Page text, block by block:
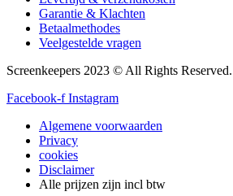
Garantie & Klachten
Betaalmethodes
Veelgestelde vragen
Screenkeepers 2023 © All Rights Reserved.
Facebook-f Instagram
Algemene voorwaarden
Privacy
cookies
Disclaimer
Alle prijzen zijn incl btw